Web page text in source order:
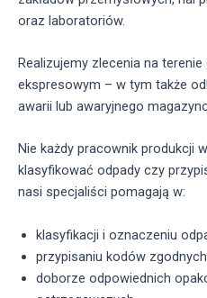
oraz laboratoriów.
Realizujemy zlecenia na
ekspresowym – w tym także
awarii lub awaryjnego
Nie każdy pracownik produkcji
klasyfikować odpady czy
nasi specjaliści pomagają w:
klasyfikacji i oznaczeniu
przypisaniu kodów
doborze odpowiednich